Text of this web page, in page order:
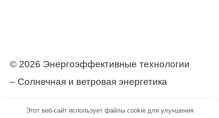
© 2026 Энергоэффективные технологии
– Солнечная и ветровая энергетика
Этот веб-сайт использует файлы cookie для улучшения